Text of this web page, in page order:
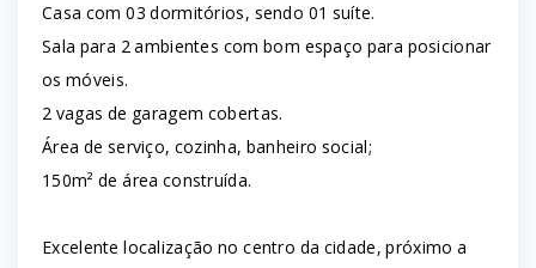
Casa com 03 dormitórios, sendo 01 suíte.
Sala para 2 ambientes com bom espaço para posicionar
os móveis.
2 vagas de garagem cobertas.
Área de serviço, cozinha, banheiro social;
150m² de área construída.
Excelente localização no centro da cidade, próximo a